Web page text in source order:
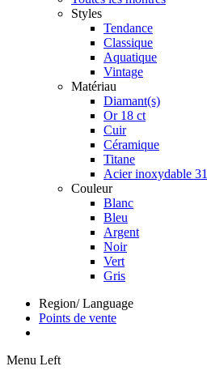
Styles
Tendance
Classique
Aquatique
Vintage
Matériau
Diamant(s)
Or 18 ct
Cuir
Céramique
Titane
Acier inoxydable
Couleur
Blanc
Bleu
Argent
Noir
Vert
Gris
Region/ Language
Points de vente
Menu Left